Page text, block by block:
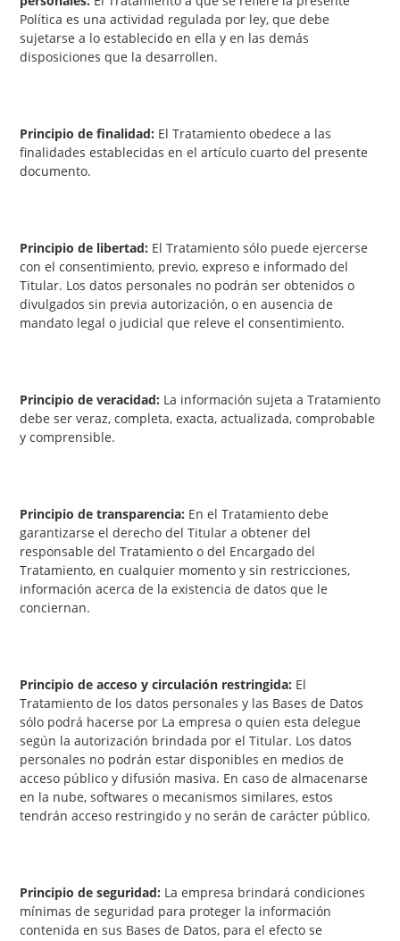
Política es una actividad regulada por ley, que debe
sujetarse a lo establecido en ella y en las demás
disposiciones que la desarrollen.
Principio de finalidad: El Tratamiento obedece a las
finalidades establecidas en el artículo cuarto del presente
documento.
Principio de libertad: El Tratamiento sólo puede ejercerse
con el consentimiento, previo, expreso e informado del
Titular. Los datos personales no podrán ser obtenidos o
divulgados sin previa autorización, o en ausencia de
mandato legal o judicial que releve el consentimiento.
Principio de veracidad: La información sujeta a Tratamiento
debe ser veraz, completa, exacta, actualizada, comprobable
y comprensible.
Principio de transparencia: En el Tratamiento debe
garantizarse el derecho del Titular a obtener del
responsable del Tratamiento o del Encargado del
Tratamiento, en cualquier momento y sin restricciones,
información acerca de la existencia de datos que le
conciernan.
Principio de acceso y circulación restringida: El
Tratamiento de los datos personales y las Bases de Datos
sólo podrá hacerse por La empresa o quien esta delegue
según la autorización brindada por el Titular. Los datos
personales no podrán estar disponibles en medios de
acceso público y difusión masiva. En caso de almacenarse
en la nube, softwares o mecanismos similares, estos
tendrán acceso restringido y no serán de carácter público.
Principio de seguridad: La empresa brindará condiciones
mínimas de seguridad para proteger la información
contenida en sus Bases de Datos, para el efecto se